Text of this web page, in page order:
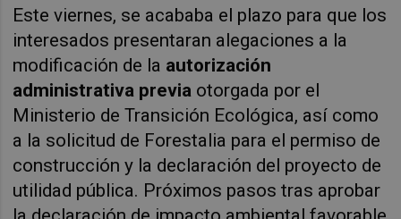
Este viernes, se acababa el plazo para que los
interesados presentaran alegaciones a la
modificación de la autorización
administrativa previa otorgada por el
Ministerio de Transición Ecológica, así como
a la solicitud de Forestalia para el permiso de
construcción y la declaración del proyecto de
utilidad pública. Próximos pasos tras aprobar